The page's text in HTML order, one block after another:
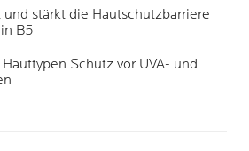
stärkt die Hautschutzbarriere
B5
Schutz vor UVA- und